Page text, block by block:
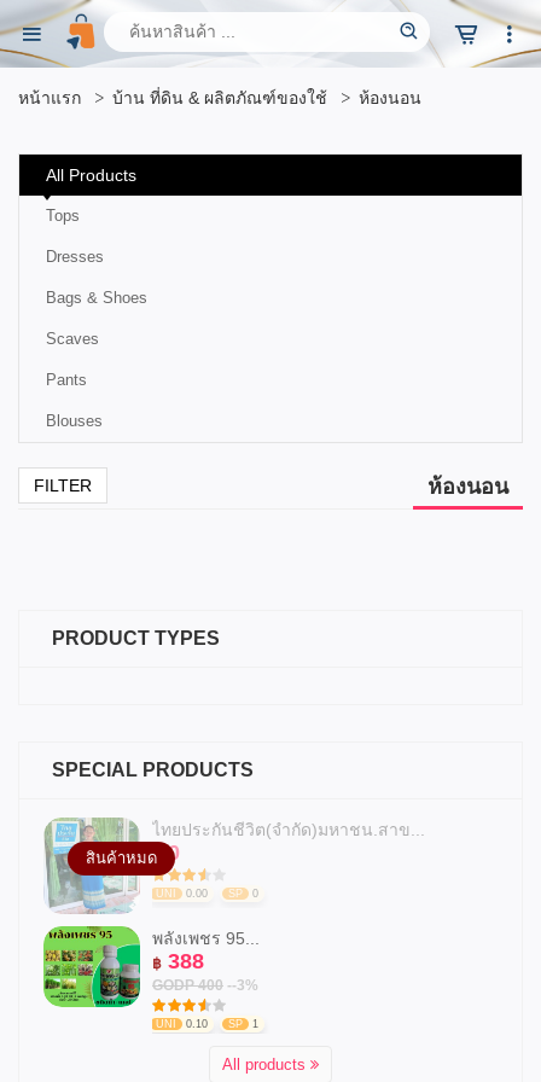
หน้าแรก บ้าน ที่ดิน & ผลิตภัณฑ์ของใช้ ห้องนอน
All Products
Tops
Dresses
Bags & Shoes
Scaves
Pants
Blouses
FILTER ห้องนอน
PRODUCT TYPES
SPECIAL PRODUCTS
สินค้าหมด
ไทยประกันชีวิต(จำกัด)มหาชน.สาข...
฿ 0
UNI 0.00 SP 0
พลังเพชร 95...
฿ 388
GODP 400 --3%
UNI 0.10 SP 1
All products